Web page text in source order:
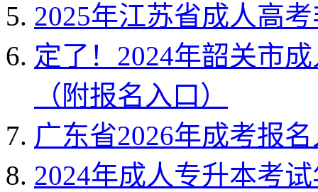
2025年江苏省成人高
定了！2024年韶关市
（附报名入口）
广东省2026年成考报
2024年成人专升本考